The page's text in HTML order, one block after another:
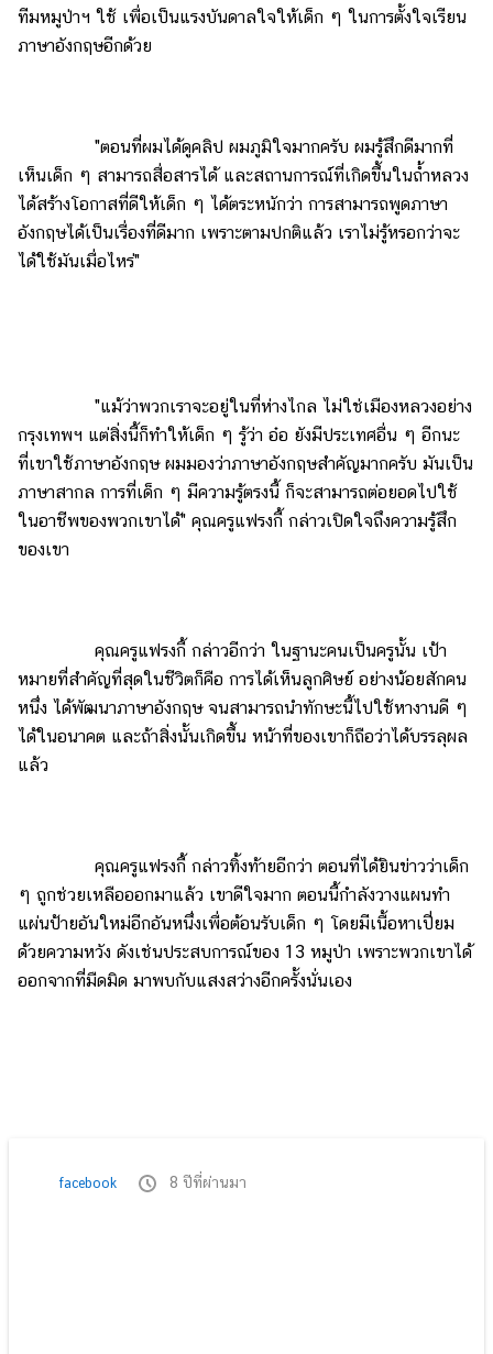
ทีมหมูป่าฯ ใช้ เพื่อเป็นแรงบันดาลใจให้เด็ก ๆ ในการตั้งใจเรียน
ภาษาอังกฤษอีกด้วย
"ตอนที่ผมได้ดูคลิป ผมภูมิใจมากครับ ผมรู้สึกดีมากที่
เห็นเด็ก ๆ สามารถสื่อสารได้ และสถานการณ์ที่เกิดขึ้นในถ้ำหลวง
ได้สร้างโอกาสที่ดีให้เด็ก ๆ ได้ตระหนักว่า การสามารถพูดภาษา
อังกฤษได้เป็นเรื่องที่ดีมาก เพราะตามปกติแล้ว เราไม่รู้หรอกว่าจะ
ได้ใช้มันเมื่อไหร่"
"แม้ว่าพวกเราจะอยู่ในที่ห่างไกล ไม่ใช่เมืองหลวงอย่าง
กรุงเทพฯ แต่สิ่งนี้ก็ทำให้เด็ก ๆ รู้ว่า อ๋อ ยังมีประเทศอื่น ๆ อีกนะ
ที่เขาใช้ภาษาอังกฤษ ผมมองว่าภาษาอังกฤษสำคัญมากครับ มันเป็น
ภาษาสากล การที่เด็ก ๆ มีความรู้ตรงนี้ ก็จะสามารถต่อยอดไปใช้
ในอาชีพของพวกเขาได้" คุณครูแฟรงกี้ กล่าวเปิดใจถึงความรู้สึก
ของเขา
คุณครูแฟรงกี้ กล่าวอีกว่า ในฐานะคนเป็นครูนั้น เป้า
หมายที่สำคัญที่สุดในชีวิตก็คือ การได้เห็นลูกศิษย์ อย่างน้อยสักคน
หนึ่ง ได้พัฒนาภาษาอังกฤษ จนสามารถนำทักษะนี้ไปใช้หางานดี ๆ
ได้ในอนาคต และถ้าสิ่งนั้นเกิดขึ้น หน้าที่ของเขาก็ถือว่าได้บรรลุผล
แล้ว
คุณครูแฟรงกี้ กล่าวทิ้งท้ายอีกว่า ตอนที่ได้ยินข่าวว่าเด็ก
ๆ ถูกช่วยเหลือออกมาแล้ว เขาดีใจมาก ตอนนี้กำลังวางแผนทำ
แผ่นป้ายอันใหม่อีกอันหนึ่งเพื่อต้อนรับเด็ก ๆ โดยมีเนื้อหาเปี่ยม
ด้วยความหวัง ดังเช่นประสบการณ์ของ 13 หมูป่า เพราะพวกเขาได้
ออกจากที่มืดมิด มาพบกับแสงสว่างอีกครั้งนั่นเอง
facebook 8 ปีที่ผ่านมา